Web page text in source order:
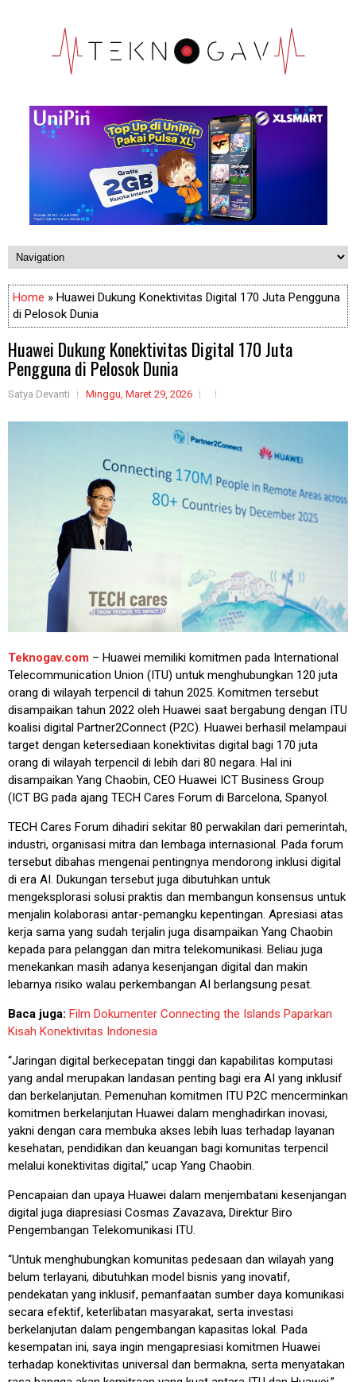
Home » Huawei Dukung Konektivitas Digital 170 Juta Pengguna
di Pelosok Dunia
Huawei Dukung Konektivitas Digital 170 Juta
Pengguna di Pelosok Dunia
Satya Devanti Minggu, Maret 29, 2026
Teknogav.com – Huawei memiliki komitmen pada International
Telecommunication Union (ITU) untuk menghubungkan 120 juta
orang di wilayah terpencil di tahun 2025. Komitmen tersebut
disampaikan tahun 2022 oleh Huawei saat bergabung dengan ITU
koalisi digital Partner2Connect (P2C). Huawei berhasil melampaui
target dengan ketersediaan konektivitas digital bagi 170 juta
orang di wilayah terpencil di lebih dari 80 negara. Hal ini
disampaikan Yang Chaobin, CEO Huawei ICT Business Group
(ICT BG pada ajang TECH Cares Forum di Barcelona, Spanyol.
TECH Cares Forum dihadiri sekitar 80 perwakilan dari pemerintah,
industri, organisasi mitra dan lembaga internasional. Pada forum
tersebut dibahas mengenai pentingnya mendorong inklusi digital
di era AI. Dukungan tersebut juga dibutuhkan untuk
mengeksplorasi solusi praktis dan membangun konsensus untuk
menjalin kolaborasi antar-pemangku kepentingan. Apresiasi atas
kerja sama yang sudah terjalin juga disampaikan Yang Chaobin
kepada para pelanggan dan mitra telekomunikasi. Beliau juga
menekankan masih adanya kesenjangan digital dan makin
lebarnya risiko walau perkembangan AI berlangsung pesat.
Baca juga: Film Dokumenter Connecting the Islands Paparkan
Kisah Konektivitas Indonesia
“Jaringan digital berkecepatan tinggi dan kapabilitas komputasi
yang andal merupakan landasan penting bagi era AI yang inklusif
dan berkelanjutan. Pemenuhan komitmen ITU P2C mencerminkan
komitmen berkelanjutan Huawei dalam menghadirkan inovasi,
yakni dengan cara membuka akses lebih luas terhadap layanan
kesehatan, pendidikan dan keuangan bagi komunitas terpencil
melalui konektivitas digital,” ucap Yang Chaobin.
Pencapaian dan upaya Huawei dalam menjembatani kesenjangan
digital juga diapresiasi Cosmas Zavazava, Direktur Biro
Pengembangan Telekomunikasi ITU.
“Untuk menghubungkan komunitas pedesaan dan wilayah yang
belum terlayani, dibutuhkan model bisnis yang inovatif,
pendekatan yang inklusif, pemanfaatan sumber daya komunikasi
secara efektif, keterlibatan masyarakat, serta investasi
berkelanjutan dalam pengembangan kapasitas lokal. Pada
kesempatan ini, saya ingin mengapresiasi komitmen Huawei
terhadap konektivitas universal dan bermakna, serta menyatakan